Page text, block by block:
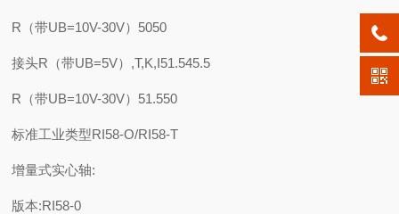
R（带UB=10V-30V）5050
接头R（带UB=5V）,T,K,I51.545.5
R（带UB=10V-30V）51.550
标准工业类型RI58-O/RI58-T
增量式实心轴:
版本:RI58-0